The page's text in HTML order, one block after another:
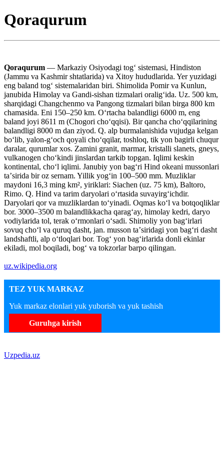
Qoraqurum
Qoraqurum — Markaziy Osiyodagi togʻ sistemasi, Hindiston
(Jammu va Kashmir shtatlarida) va Xitoy hududlarida. Yer yuzidagi
eng baland togʻ sistemalaridan biri. Shimolida Pomir va Kunlun,
janubida Himolay va Gandi-sishan tizmalari oraligʻida. Uz. 500 km,
sharqidagi Changchenmo va Pangong tizmalari bilan birga 800 km
chamasida. Eni 150–250 km. Oʻrtacha balandligi 6000 m, eng
baland joyi 8611 m (Chogori choʻqqisi). Bir qancha choʻqqilarining
balandligi 8000 m dan ziyod. Q. alp burmalanishida vujudga kelgan
boʻlib, yalon-gʻoch qoyali choʻqqilar, toshloq, tik yon bagirli chuqur
daralar, qurumlar xos. Zamini granit, marmar, kristalli slanets, gneys,
vulkanogen choʻkindi jinslardan tarkib topgan. Iqlimi keskin
kontinental, choʻl iqlimi. Janubiy yon bagʻri Hind okeani mussonlari
taʼsirida bir oz sernam. Yillik yogʻin 100–500 mm. Muzliklar
maydoni 16,3 ming km², yiriklari: Siachen (uz. 75 km), Baltoro,
Rimo. Q. Hind va tarim daryolari oʻrtasida suvayirgʻichdir.
Daryolari qor va muzliklardan toʻyinadi. Oqmas koʻl va botqoqliklar
bor. 3000–3500 m balandlikkacha qaragʻay, himolay kedri, daryo
vodiylarida tol, terak oʻrmonlari oʻsadi. Shimoliy yon bagʻirlari
sovuq choʻl va quruq dasht, jan. musson taʼsiridagi yon bagʻri dasht
landshaftli, alp oʻtloqlari bor. Togʻ yon bagʻirlarida donli ekinlar
ekiladi, mol boqiladi, bogʻ va tokzorlar barpo qilingan.
uz.wikipedia.org
TEZ YUK MARKAZ
Yuk markaz elonlari yuk yuborish va yuk tashish
Guruhga kirish
Uzpedia.uz